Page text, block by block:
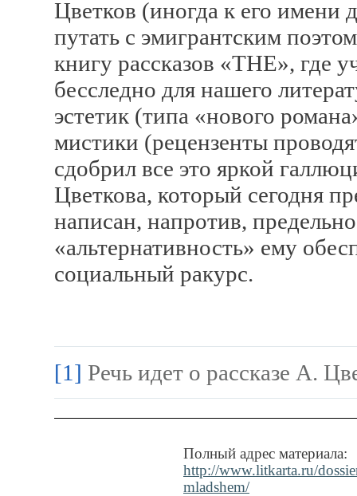
Цветков (иногда к его
путать с эмигрантским
книгу рассказов «ТНЕ», где
бесследно для нашего
эстетик (типа «нового
мистики (рецензенты
сдобрил все это яркой
Цветкова, который сегодня
написан, напротив,
«альтернативность» ему
социальный ракурс.
[1] Речь идет о рассказе А.
Полный адрес материала:
http://www.litkarta.ru/
mladshem/